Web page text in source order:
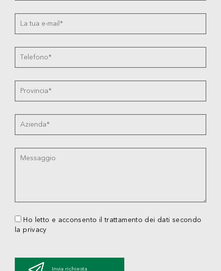
Ho letto e acconsento il trattamento dei dati secondo
la privacy
Invia richiesta